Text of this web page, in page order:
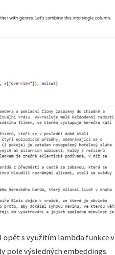
opět s využitím lambda funkce v
pole výsledných embeddings.